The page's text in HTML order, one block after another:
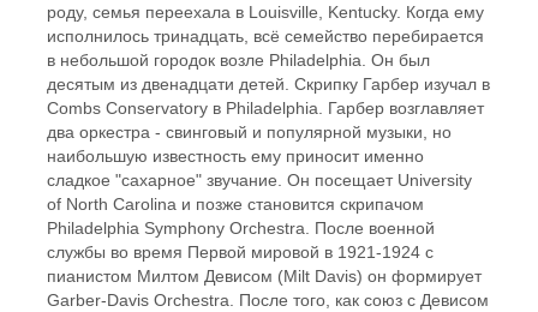
роду, семья переехала в Louisville, Kentucky. Когда ему
исполнилось тринадцать, всё семейство перебирается
в небольшой городок возле Philadelphia. Он был
десятым из двенадцати детей. Скрипку Гарбер изучал в
Combs Conservatory в Philadelphia. Гарбер возглавляет
два оркестра - свинговый и популярной музыки, но
наибольшую известность ему приносит именно
сладкое "сахарное" звучание. Он посещает University
of North Carolina и позже становится скрипачом
Philadelphia Symphony Orchestra. После военной
службы во время Первой мировой в 1921-1924 с
пианистом Милтом Девисом (Milt Davis) он формирует
Garber-Davis Orchestra. После того, как союз с Девисом